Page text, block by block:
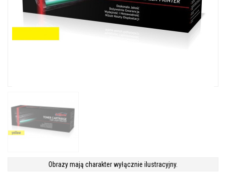
Obrazy mają charakter wyłącznie ilustracyjny.